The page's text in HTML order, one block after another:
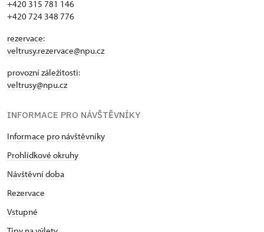
+420 315 781 146
+420 724 348 776
rezervace:
veltrusy.rezervace@npu.cz
provozní záležitosti:
veltrusy@npu.cz
INFORMACE PRO NÁVŠTĚVNÍKY
Informace pro návštěvníky
Prohlídkové okruhy
Návštěvní doba
Rezervace
Vstupné